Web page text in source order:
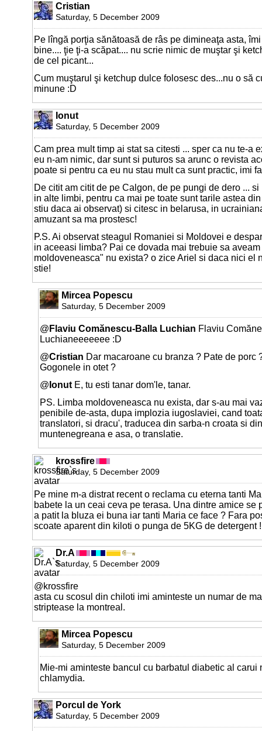
Cristian
Saturday, 5 December 2009
Pe lîngă porţia sănătoasă de râs pe dimineaţa asta,
bine.... ţie ţi-a scăpat.... nu scrie nimic de muştar şi
de cel picant...
Cum muştarul şi ketchup dulce folosesc des...nu o să
minune :D
Ionut
Saturday, 5 December 2009
Cam prea mult timp ai stat sa citesti ... sper ca nu te-a
eu n-am nimic, dar sunt si puturos sa arunc o revista
poate si pentru ca eu nu stau mult ca sunt practic, imi
De citit am citit de pe Calgon, de pe pungi de dero ...
in alte limbi, pentru ca mai pe toate sunt tarile astea
stiu daca ai observat) si citesc in belarusa, in
amuzant sa ma prostesc!
P.S. Ai observat steagul Romaniei si Moldovei e
in aceeasi limba? Pai ce dovada mai trebuie sa
moldoveneasca" nu exista? o zice Ariel si daca nici el
stie!
Mircea Popescu
Saturday, 5 December 2009
@ Flaviu Comănescu-Balla Luchian Flaviu
Luchianeeeeeee :D
@Cristian Dar macaroane cu branza ? Pate de porc
Gogonele in otet ?
@ Ionut E, tu esti tanar dom'le, tanar.
PS. Limba moldoveneasca nu exista, dar s-au mai
penibile de-asta, dupa implozia iugoslaviei, cand
translatori, si dracu', traducea din sarba-n croata si
muntenegreana e asa, o translatie.
krossfire
Saturday, 5 December 2009
Pe mine m-a distrat recent o reclama cu eterna tanti
babete la un ceai ceva pe terasa. Una dintre amice se
a patit la bluza ei buna iar tanti Maria ce face ? Fara
scoate aparent din kiloti o punga de 5KG de detergent
Dr.A
Saturday, 5 December 2009
@krossfire
asta cu scosul din chiloti imi aminteste un numar de
striptease la montreal.
Mircea Popescu
Saturday, 5 December 2009
Mie-mi aminteste bancul cu barbatul diabetic al carui
chlamydia.
Porcul de York
Saturday, 5 December 2009